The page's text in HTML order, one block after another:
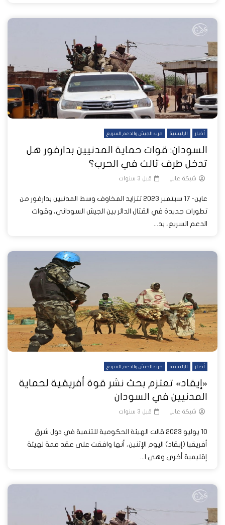
أخبار الرئيسية حرب الجيش والدعم السريع
السودان: قوات حماية المدنيين بدارفور هل
تدخل طرف ثالث في الحرب؟
شبكة عاين قبل 3 سنوات
عاين- 17 سبتمبر 2023 تتزايد المخاوف وسط المدنيين بدارفور من
تطورات جديدة في القتال الدائر بين الجيش السوداني، وقوات
الدعم السريع، بد...
أخبار الرئيسية حرب الجيش والدعم السريع
«إيقاد» تعتزم بحث نشر قوة أفريقية لحماية
المدنيين في السودان
شبكة عاين قبل 3 سنوات
10 يوليو 2023 قالت الهيئة الحكومية للتنمية في دول شرق
أفريقيا (إيقاد) اليوم الإثنين، أنها وافقت على عقد قمة لهيئة
إقليمية أخرى وهي ا...